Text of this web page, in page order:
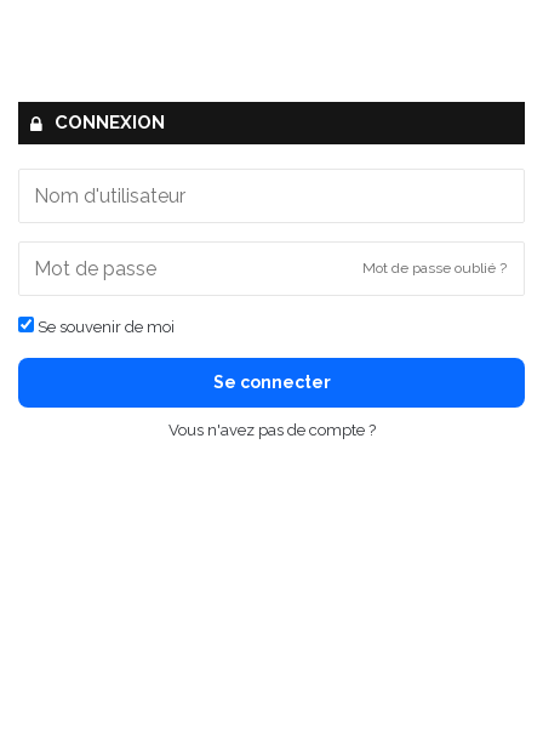
CONNEXION
Mot de passe oublié ?
Se souvenir de moi
Se connecter
Vous n'avez pas de compte ?